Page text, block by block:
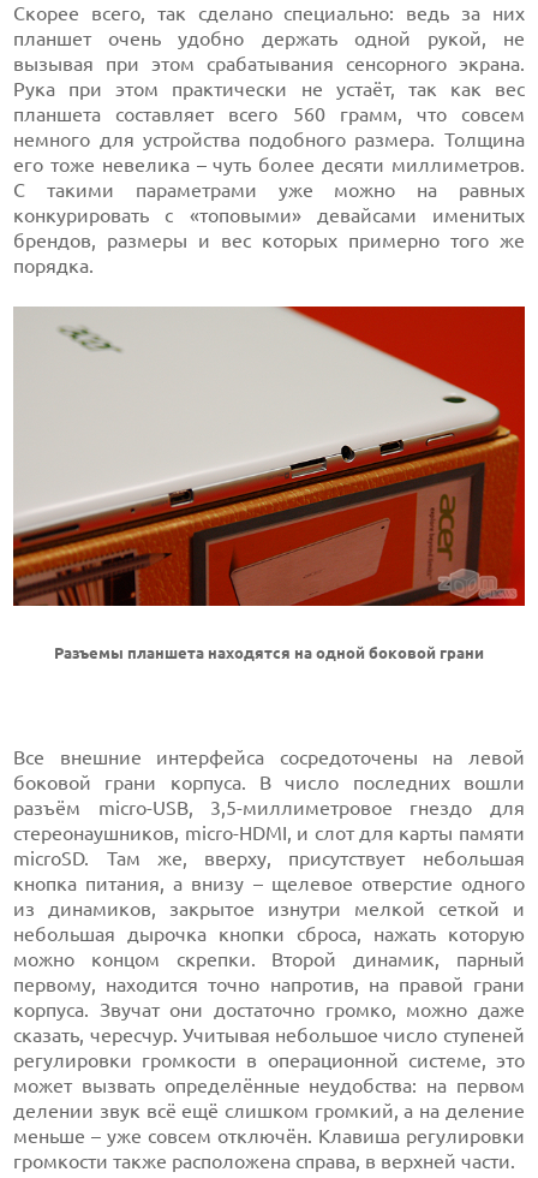
Скорее всего, так сделано специально: ведь за них
планшет очень удобно держать одной рукой, не
вызывая при этом срабатывания сенсорного экрана.
Рука при этом практически не устаёт, так как вес
планшета составляет всего 560 грамм, что совсем
немного для устройства подобного размера. Толщина
его тоже невелика – чуть более десяти миллиметров.
С такими параметрами уже можно на равных
конкурировать с «топовыми» девайсами именитых
брендов, размеры и вес которых примерно того же
порядка.
Разъемы планшета находятся на одной боковой грани
Все внешние интерфейса сосредоточены на левой
боковой грани корпуса. В число последних вошли
разъём micro-USB, 3,5-миллиметровое гнездо для
стереонаушников, micro-HDMI, и слот для карты памяти
microSD. Там же, вверху, присутствует небольшая
кнопка питания, а внизу – щелевое отверстие одного
из динамиков, закрытое изнутри мелкой сеткой и
небольшая дырочка кнопки сброса, нажать которую
можно концом скрепки. Второй динамик, парный
первому, находится точно напротив, на правой грани
корпуса. Звучат они достаточно громко, можно даже
сказать, чересчур. Учитывая небольшое число ступеней
регулировки громкости в операционной системе, это
может вызвать определённые неудобства: на первом
делении звук всё ещё слишком громкий, а на деление
меньше – уже совсем отключён. Клавиша регулировки
громкости также расположена справа, в верхней части.